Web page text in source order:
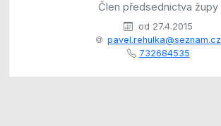
Člen předsednictva župy
od 27.4.2015
pavel.rehulka@seznam.cz
732684535